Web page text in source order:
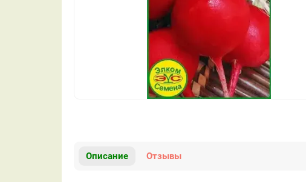
Описание Отзывы